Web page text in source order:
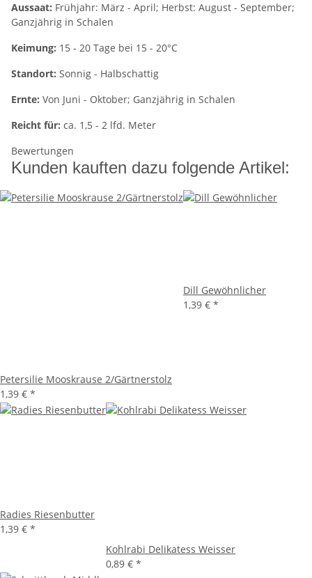
Aussaat: Frühjahr: März - April; Herbst: August - September;
Ganzjährig in Schalen
Keimung: 15 - 20 Tage bei 15 - 20°C
Standort: Sonnig - Halbschattig
Ernte: Von Juni - Oktober; Ganzjährig in Schalen
Reicht für: ca. 1,5 - 2 lfd. Meter
Bewertungen
Kunden kauften dazu folgende Artikel:
Petersilie Mooskrause 2/Gärtnerstolz
1,39 € *
Dill Gewöhnlicher
1,39 € *
Radies Riesenbutter
1,39 € *
Kohlrabi Delikatess Weisser
0,89 € *